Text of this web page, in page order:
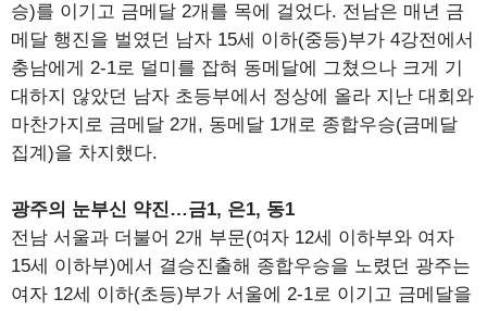
승)를 이기고 금메달 2개를 목에 걸었다. 전남은 매년 금
메달 행진을 벌였던 남자 15세 이하(중등)부가 4강전에서
충남에게 2-1로 덜미를 잡혀 동메달에 그쳤으나 크게 기
대하지 않았던 남자 초등부에서 정상에 올라 지난 대회와
마찬가지로 금메달 2개, 동메달 1개로 종합우승(금메달
집계)을 차지했다.
광주의 눈부신 약진…금1, 은1, 동1
전남 서울과 더불어 2개 부문(여자 12세 이하부와 여자
15세 이하부)에서 결승진출해 종합우승을 노렸던 광주는
여자 12세 이하(초등)부가 서울에 2-1로 이기고 금메달을